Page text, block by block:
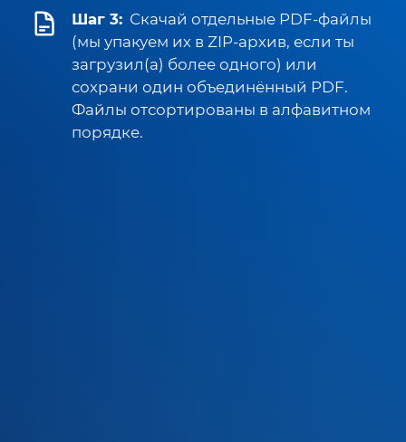
Шаг 3: Скачай отдельные PDF-файлы
(мы упакуем их в ZIP-архив, если ты
загрузил(а) более одного) или
сохрани один объединённый PDF.
Файлы отсортированы в алфавитном
порядке.